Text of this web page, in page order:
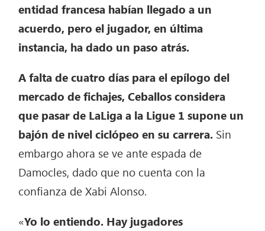
entidad francesa habían llegado a un
acuerdo, pero el jugador, en última
instancia, ha dado un paso atrás.
A falta de cuatro días para el epílogo del
mercado de fichajes, Ceballos considera
que pasar de LaLiga a la Ligue 1 supone un
bajón de nivel ciclópeo en su carrera. Sin
embargo ahora se ve ante espada de
Damocles, dado que no cuenta con la
confianza de Xabi Alonso.
«Yo lo entiendo. Hay jugadores